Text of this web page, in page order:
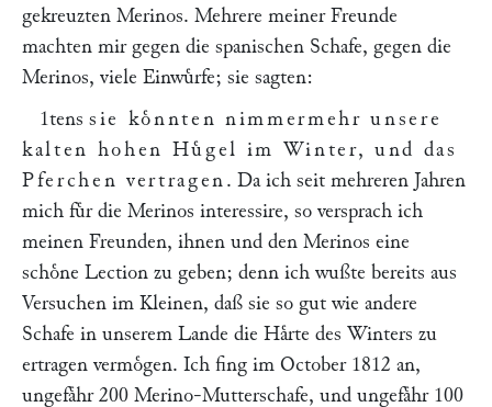
gekreuzten Merinos. Mehrere meiner Freunde
machten mir gegen die spanischen Schafe, gegen die
Merinos, viele Einwuͤrfe; sie sagten:
1tens sie koͤnnten nimmermehr unsere
kalten hohen Huͤgel im Winter, und das
Pferchen vertragen . Da ich seit mehreren Jahren
mich fuͤr die Merinos interessire, so versprach ich
meinen Freunden, ihnen und den Merinos eine
schoͤne Lection zu geben; denn ich wußte bereits aus
Versuchen im Kleinen, daß sie so gut wie andere
Schafe in unserem Lande die Haͤrte des Winters zu
ertragen vermoͤgen. Ich fing im October 1812 an,
ungefaͤhr 200 Merino-Mutterschafe, und ungefaͤhr 100